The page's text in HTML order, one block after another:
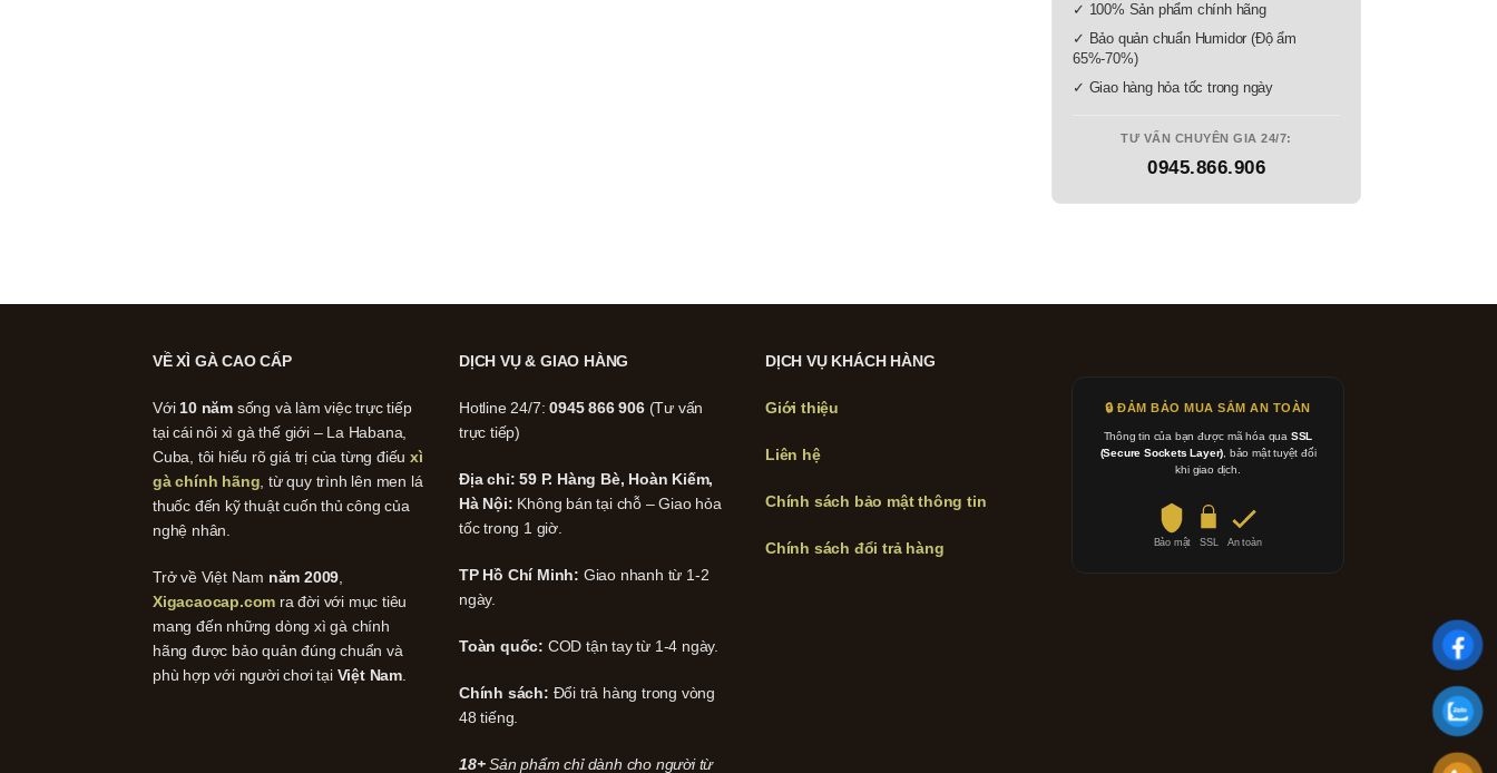
✓ 100% Sản phẩm chính hãng
✓ Bảo quản chuẩn Humidor (Độ ẩm
65%-70%)
✓ Giao hàng hỏa tốc trong ngày
TƯ VẤN CHUYÊN GIA 24/7:
0945.866.906
VỀ XÌ GÀ CAO CẤP
Với 10 năm sống và làm việc trực tiếp
tại cái nôi xì gà thế giới – La Habana,
Cuba, tôi hiểu rõ giá trị của từng điếuxì
gà chính hãng , từ quy trình lên men lá
thuốc đến kỹ thuật cuốn thủ công của
nghệ nhân.
Trở về Việt Nam năm 2009
Xigacaocap.com ra đời với mục tiêu
mang đến những dòng xì gà chính
hãng được bảo quản đúng chuẩn và
phù hợp với người chơi tại Việt Nam
DỊCH VỤ & GIAO HÀNG
Hotline 24/7:0945 866 906(Tư vấn
trực tiếp)
Địa chỉ: 59 P. Hàng Bè, Hoàn Kiếm,
Hà Nội: Không bán tại chỗ – Giao hỏa
tốc trong 1 giờ.
TP Hồ Chí Minh: Giao nhanh từ 1-2
ngày.
Toàn quốc: COD tận tay từ 1-4 ngày.
Chính sách: Đổi trả hàng trong vòng
48 tiếng.
18+Sản phẩm chỉ dành cho người từ
DỊCH VỤ KHÁCH HÀNG
Giới thiệu
Liên hệ
Chính sách bảo mật thông tin
Chính sách đổi trả hàng
🔒 ĐẢM BẢO MUA SẮM AN TOÀN
Thông tin của bạn được mã hóa qua SSL
(Secure Sockets Layer) , bảo mật tuyệt đối
khi giao dịch.
Bảo mật SSL An toàn